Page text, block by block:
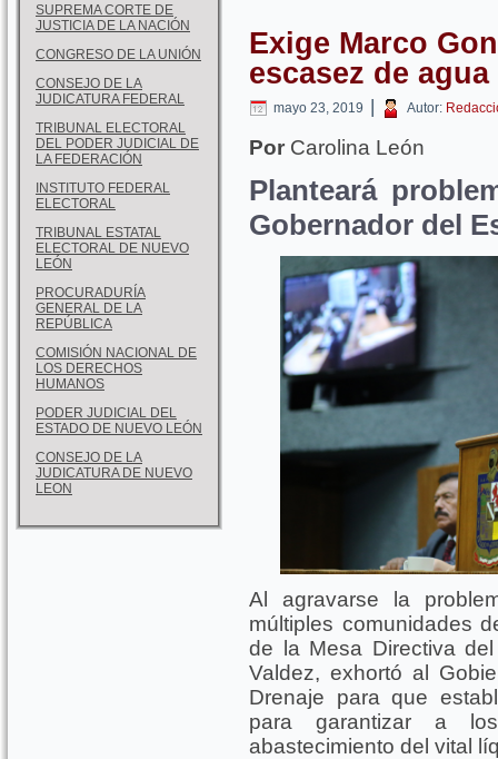
SUPREMA CORTE DE
JUSTICIA DE LA NACIÓN
CONGRESO DE LA UNIÓN
CONSEJO DE LA
JUDICATURA FEDERAL
TRIBUNAL ELECTORAL
DEL PODER JUDICIAL DE
LA FEDERACIÓN
INSTITUTO FEDERAL
ELECTORAL
TRIBUNAL ESTATAL
ELECTORAL DE NUEVO
LEÓN
PROCURADURÍA
GENERAL DE LA
REPÚBLICA
COMISIÓN NACIONAL DE
LOS DERECHOS
HUMANOS
PODER JUDICIAL DEL
ESTADO DE NUEVO LEÓN
CONSEJO DE LA
JUDICATURA DE NUEVO
LEON
Exige Marco
escasez de
mayo 23, 2019 | Autor:
Por Carolina León
Planteará
Gobernador del
Al agravarse la
múltiples comunidades
de la Mesa Directiva
Valdez, exhortó al
Drenaje para que
para garantizar a
abastecimiento del vital